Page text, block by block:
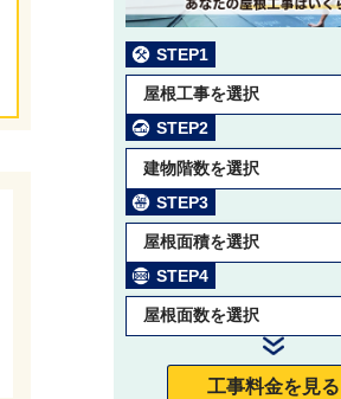
STEP1
屋根工事を選択
STEP2
建物階数を選択
STEP3
屋根面積を選択
STEP4
屋根面数を選択
工事料金を見る